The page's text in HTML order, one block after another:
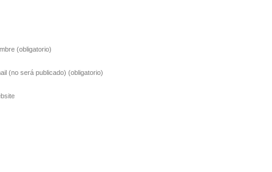
(obligatorio)
(no será publicado) (obligatorio)